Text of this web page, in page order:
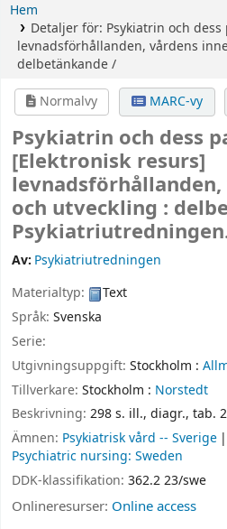
Hem
Detaljer för: Psykiatrin och
levnadsförhållanden, vårdens
delbetänkande /
Normalvy
MARC-vy
Psykiatrin och dess
[Elektronisk resurs]
och utveckling :
Av: Psykiatriutredningen
Materialtyp:
Text
Språk: Svenska
Serie:
Utgivningsuppgift: Stockholm :
Tillverkare: Stockholm : Norstedt
Beskrivning: 298 s. ill., diagr., tab.
Ämnen: Psykiatrisk vård -- Sverige
Psychiatric nursing: Sweden
DDK-klassifikation: 362.2 23/swe
Onlineresurser: Online access